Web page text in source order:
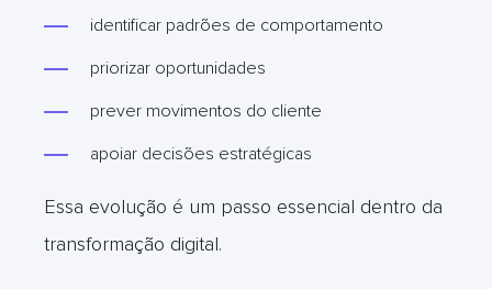
identificar padrões de comportamento
priorizar oportunidades
prever movimentos do cliente
apoiar decisões estratégicas
Essa evolução é um passo essencial dentro da
transformação digital.